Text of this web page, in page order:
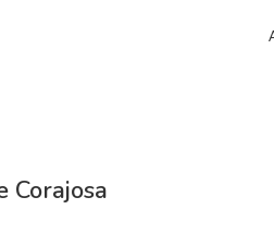
Corajosa